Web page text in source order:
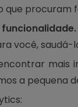
que procuram
você, saudá-
mais
a pequena